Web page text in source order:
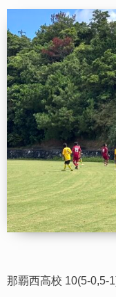
那覇西高校 10(5-0,5-